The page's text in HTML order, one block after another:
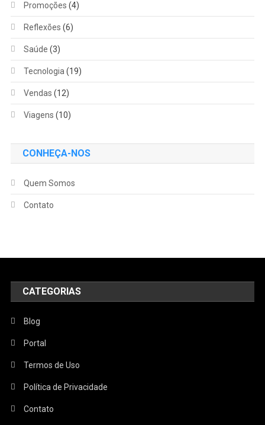
Promoções (4)
Reflexões (6)
Saúde (3)
Tecnologia(19)
Vendas (12)
Viagens (10)
CONHEÇA-NOS
Quem Somos
Contato
CATEGORIAS
Blog
Portal
Termos de Uso
Política de Privacidade
Contato